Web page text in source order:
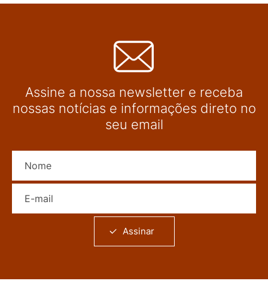
Assine a nossa newsletter e receba
nossas notícias e informações direto no
seu email
Assinar